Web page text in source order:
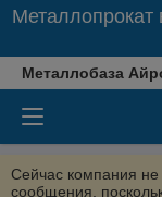
Металлобаза
Сейчас компания не
сообщения,